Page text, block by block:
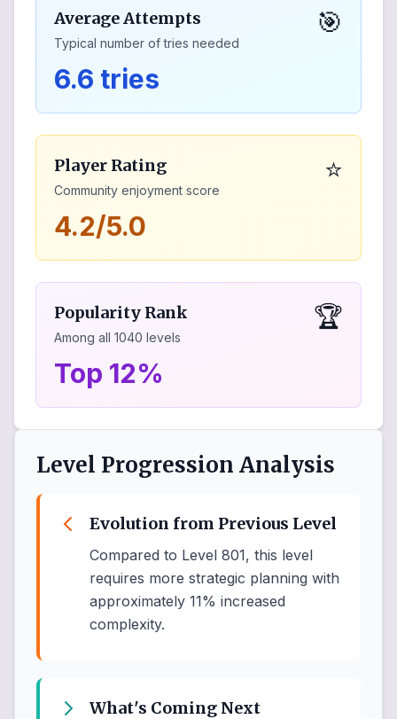
Average Attempts
Typical number of tries needed
🎯
6.6 tries
Player Rating
Community enjoyment score
⭐
4.2/5.0
Popularity Rank
Among all 1040 levels
🏆
Top 12%
Level Progression Analysis
Evolution from Previous Level
Compared to Level 801, this level
requires more strategic planning with
approximately 11% increased
complexity.
What's Coming Next